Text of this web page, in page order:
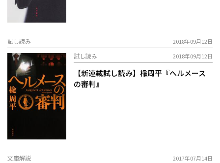
試し読み 2018年09月12日
試し読み 2018年09月12日
【新連載試し読み】楡周平『へルメース
の審判』
文庫解説 2017年07月14日